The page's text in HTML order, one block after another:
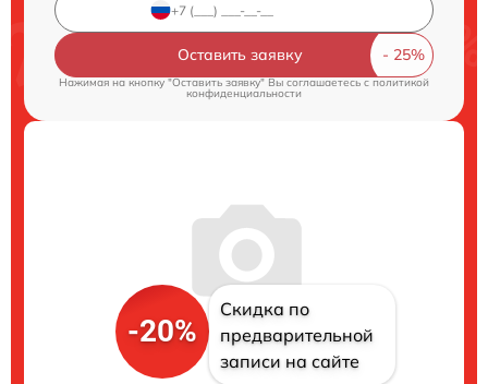
Оставить заявку
Нажимая на кнопку "Оставить заявку" Вы соглашаетесь cполитикой
конфиденциальности
-20%
Скидка по
предварительной
записи на сайте